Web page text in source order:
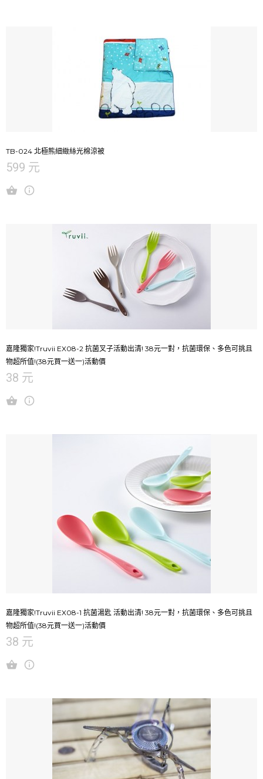
TB-024 北極熊細緻絲光棉涼被
599 元
嘉隆獨家!Truvii EX08-2 抗菌叉子活動出清! 38元一對，抗菌環保、多色可挑且
物超所值!(38元買一送一)活動價
38 元
嘉隆獨家!Truvii EX08-1 抗菌湯匙 活動出清! 38元一對，抗菌環保、多色可挑且
物超所值!(38元買一送一)活動價
38 元